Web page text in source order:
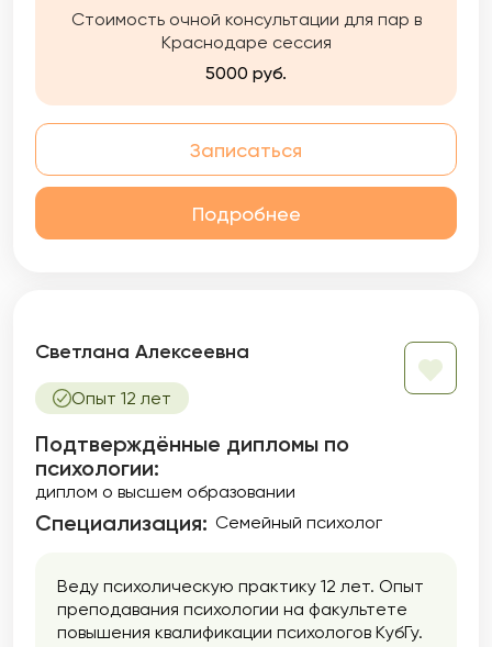
Стоимость очной консультации для пар в
Краснодаре сессия
5000 руб.
Записаться
Подробнее
Светлана Алексеевна
Опыт 12 лет
Подтверждённые дипломы по
психологии:
диплом о высшем образовании
Специализация: Семейный психолог
Веду психолическую практику 12 лет. Опыт
преподавания психологии на факультете
повышения квалификации психологов КубГу.